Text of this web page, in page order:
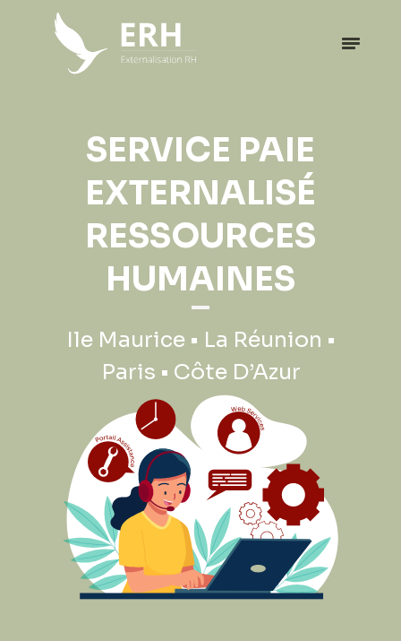
SERVICE PAIE
EXTERNALISÉ
RESSOURCES
HUMAINES
Ile Maurice • La Réunion •
Paris • Côte D’Azur
EXPATRIATION
PROFESSIONNELLE
Ile Maurice • La Réunion •
Paris • Côte D’Azur